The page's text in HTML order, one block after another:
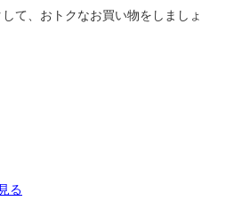
て、おトクなお買い物をしましょ
る